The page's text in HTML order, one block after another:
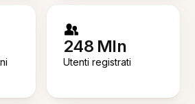
248 Mln
Utenti registrati